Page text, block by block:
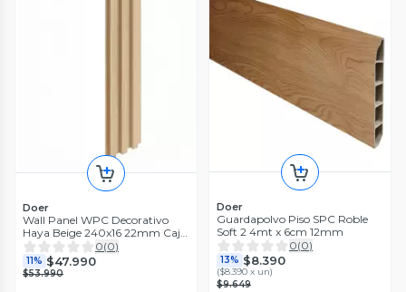
Doer
Wall Panel WPC Decorativo
Haya Beige 240x16 22mm Caja
10 Unids
0(0)
11% $47.990
$53.990
Doer
Guardapolvo Piso SPC Roble
Soft 2 4mt x 6cm 12mm
0(0)
13% $8.390
($8.390 x un)
$9.649